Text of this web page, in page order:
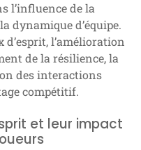
l’influence de la
dynamique d’équipe.
l’amélioration
de la résilience, la
des interactions
compétitif.
et leur impact